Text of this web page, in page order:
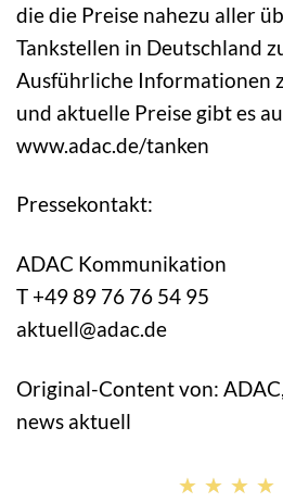
die die Preise nahezu aller
Tankstellen in Deutschland
Ausführliche Informationen
und aktuelle Preise gibt es
www.adac.de/tanken
Pressekontakt:
ADAC Kommunikation
T +49 89 76 76 54 95
aktuell@adac.de
Original-Content von:
news aktuell